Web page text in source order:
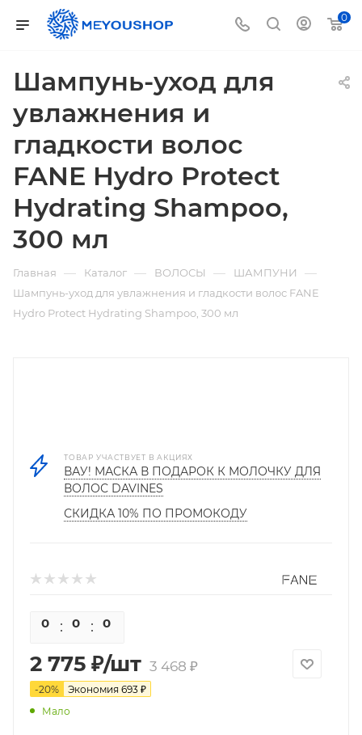
0
Шампунь-уход для
увлажнения и
гладкости волос
FANE Hydro Protect
Hydrating Shampoo,
300 мл
Главная — Каталог — ВОЛОСЫ — ШАМПУНИ —
Шампунь-уход для увлажнения и гладкости волос FANE
Hydro Protect Hydrating Shampoo, 300 мл
ТОВАР УЧАСТВУЕТ В АКЦИЯХ
ВАУ! МАСКА В ПОДАРОК К МОЛОЧКУ ДЛЯ
ВОЛОС DAVINES
СКИДКА 10% ПО ПРОМОКОДУ
0 0 0
2 775 ₽/шт 3 468 ₽
-20% Экономия 693 ₽
Мало